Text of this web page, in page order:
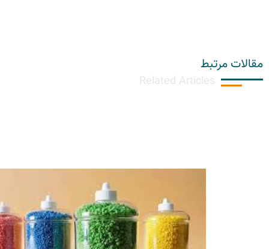
مقالات مرتبط
Related Articles